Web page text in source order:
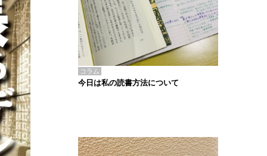
コラム
今日は私の読書方法について